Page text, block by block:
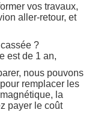
vos travaux,
aller-retour, et
?
est de 1 an,
nous pouvons
remplacer les
la
payer le coût